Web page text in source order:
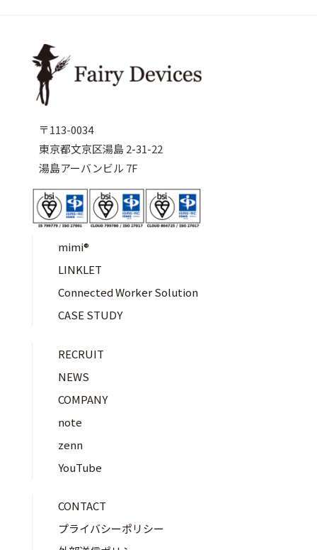
〒113-0034
東京都文京区湯島 2-31-22
湯島アーバンビル 7F
mimi®︎
LINKLET
Connected Worker Solution
CASE STUDY
RECRUIT
NEWS
COMPANY
note
zenn
YouTube
CONTACT
プライバシーポリシー